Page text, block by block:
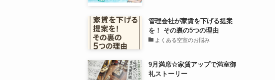
管理会社が家賃を下げる提案
を！ その裏の5つの理由
よくある空室のお悩み
9月満席☆家賃アップで満室御
礼ストーリー